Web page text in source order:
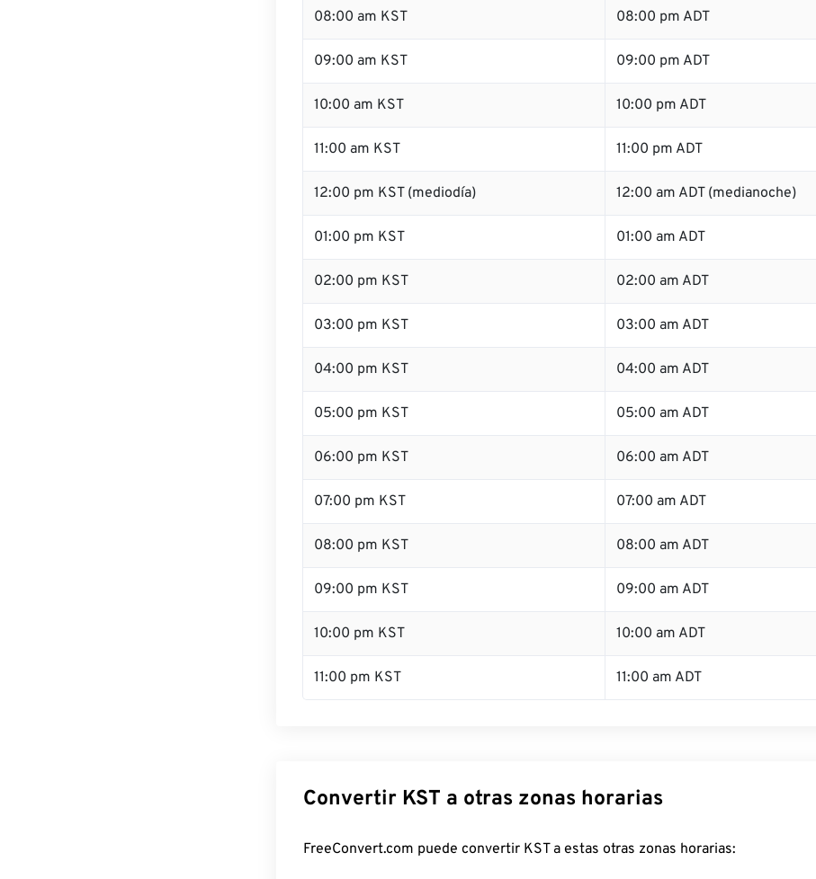
08:00 am KST 08:00 pm ADT
09:00 am KST 09:00 pm ADT
10:00 am KST 10:00 pm ADT
11:00 am KST 11:00 pm ADT
12:00 pm KST (mediodía) 12:00 am ADT (medianoche)
01:00 pm KST 01:00 am ADT
02:00 pm KST 02:00 am ADT
03:00 pm KST 03:00 am ADT
04:00 pm KST 04:00 am ADT
05:00 pm KST 05:00 am ADT
06:00 pm KST 06:00 am ADT
07:00 pm KST 07:00 am ADT
08:00 pm KST 08:00 am ADT
09:00 pm KST 09:00 am ADT
10:00 pm KST 10:00 am ADT
11:00 pm KST 11:00 am ADT
Convertir KST a otras zonas horarias
FreeConvert.com puede convertir KST a estas otras zonas horarias: